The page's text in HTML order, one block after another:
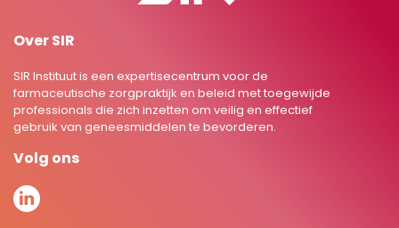
Over SIR
SIR Instituut is een expertisecentrum voor de
farmaceutische zorgpraktijk en beleid met toegewijde
professionals die zich inzetten om veilig en effectief
gebruik van geneesmiddelen te bevorderen.
Volg ons